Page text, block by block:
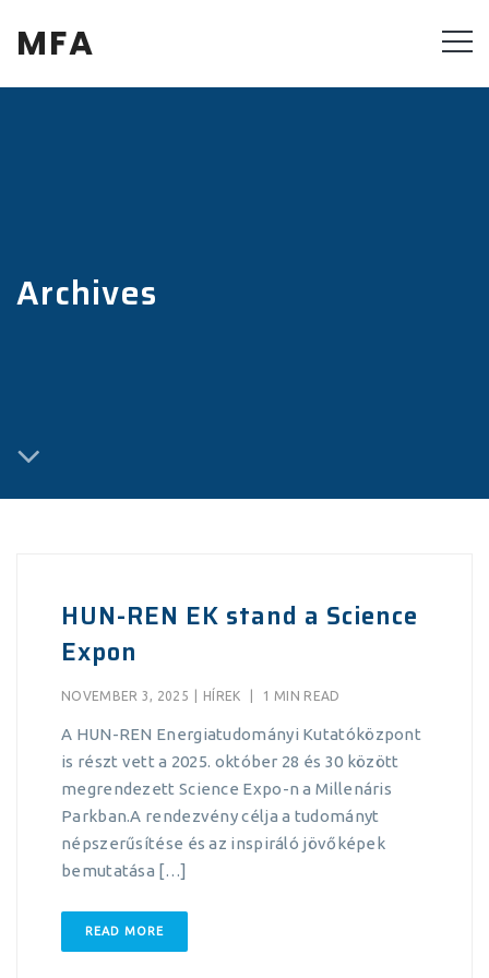
MFA
Archives
HUN-REN EK stand a Science
Expon
NOVEMBER 3, 2025 HÍREK 1 MIN READ
A HUN-REN Energiatudományi Kutatóközpont
is részt vett a 2025. október 28 és 30 között
megrendezett Science Expo-n a Millenáris
Parkban.A rendezvény célja a tudományt
népszerűsítése és az inspiráló jövőképek
bemutatása […]
READ MORE